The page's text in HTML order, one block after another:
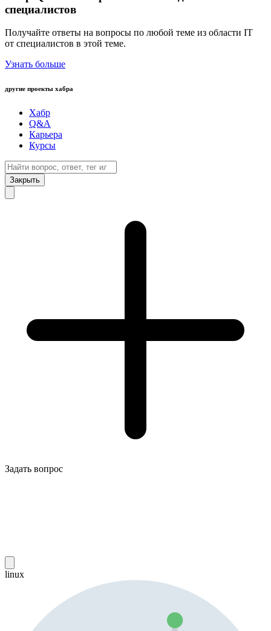
специалистов
Получайте ответы на вопросы по любой теме из области IT
от специалистов в этой теме.
Узнать больше
другие проекты хабра
Хабр
Q&A
Карьера
Курсы
Закрыть
Задать вопрос
linux